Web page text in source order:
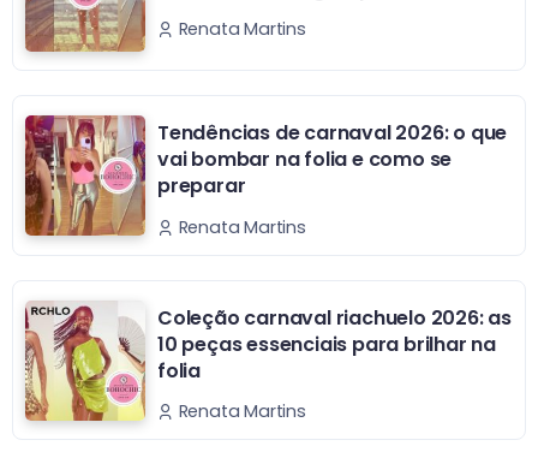
Renata Martins
Tendências de carnaval 2026: o que
vai bombar na folia e como se
preparar
Renata Martins
Coleção carnaval riachuelo 2026: as
10 peças essenciais para brilhar na
folia
Renata Martins